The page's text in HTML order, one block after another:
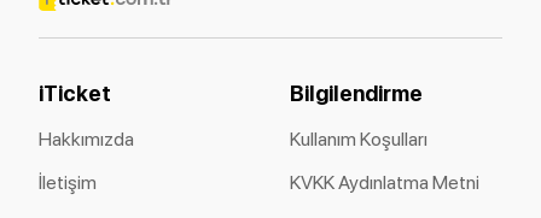
iTicket
Hakkımızda
İletişim
Bilgilendirme
Kullanım Koşulları
KVKK Aydınlatma Metni